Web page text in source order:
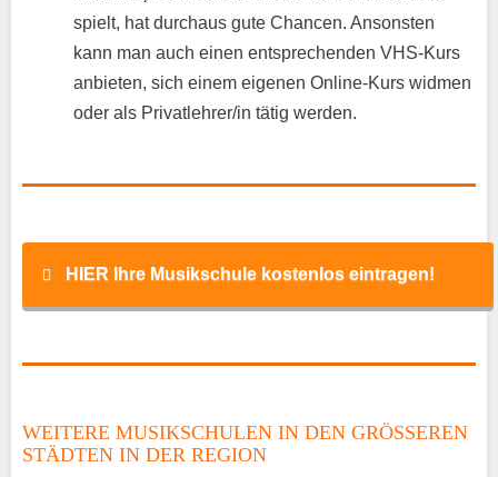
spielt, hat durchaus gute Chancen. Ansonsten
kann man auch einen entsprechenden VHS-Kurs
anbieten, sich einem eigenen Online-Kurs widmen
oder als Privatlehrer/in tätig werden.
HIER Ihre Musikschule kostenlos eintragen!
WEITERE MUSIKSCHULEN IN DEN GRÖSSEREN S
TÄDTEN IN DER REGION